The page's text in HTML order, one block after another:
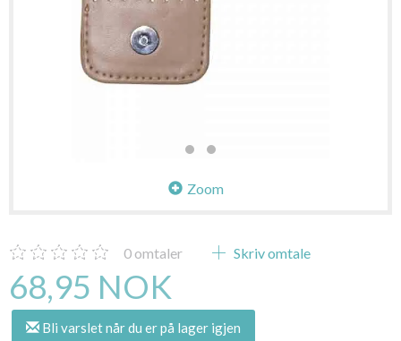
Zoom
0 omtaler Skriv omtale
68,95 NOK
Bli varslet når du er på lager igjen